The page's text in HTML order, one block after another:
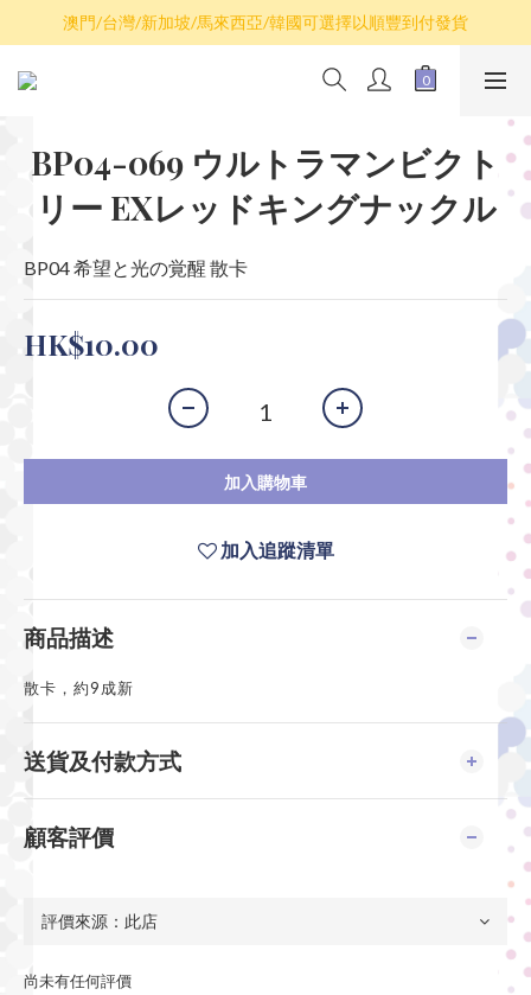
散卡買滿$100包平郵，全部產品買滿$800包順豐(香港境內)
澳門/台灣/新加坡/馬來西亞/韓國可選擇以順豐到付發貨
散卡買滿$100包平郵，全部產品買滿$800包順豐(香港境內)
BP04-069 ウルトラマンビクト
リー EXレッドキングナックル
BP04 希望と光の覚醒 散卡
HK$10.00
加入購物車
加入追蹤清單
商品描述
散卡，約9成新
送貨及付款方式
顧客評價
尚未有任何評價